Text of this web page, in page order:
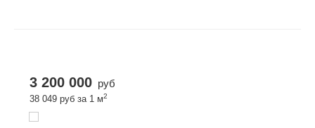
3 200 000 руб
38 049 руб за 1 м2